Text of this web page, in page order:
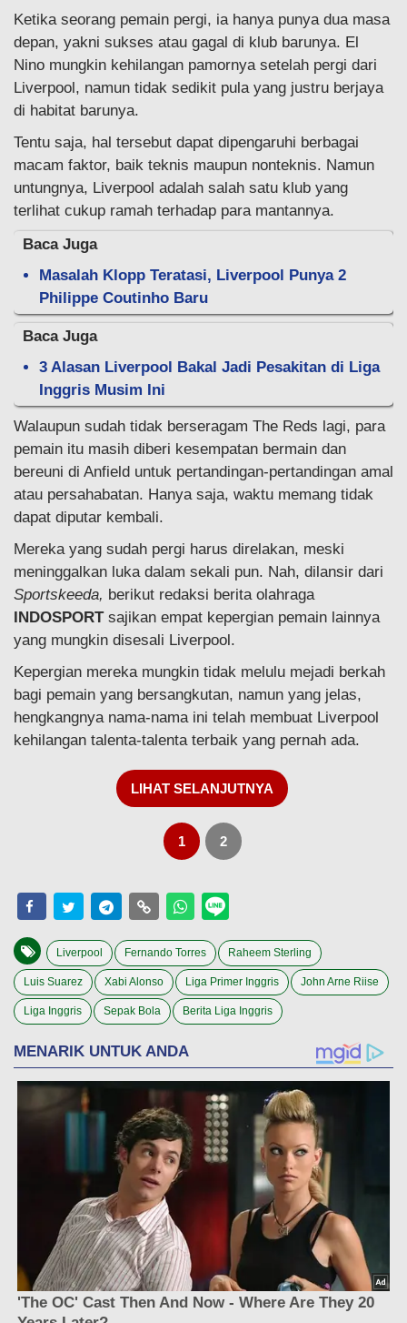
Ketika seorang pemain pergi, ia hanya punya dua masa
depan, yakni sukses atau gagal di klub barunya. El
Nino mungkin kehilangan pamornya setelah pergi dari
Liverpool, namun tidak sedikit pula yang justru berjaya
di habitat barunya.
Tentu saja, hal tersebut dapat dipengaruhi berbagai
macam faktor, baik teknis maupun nonteknis. Namun
untungnya, Liverpool adalah salah satu klub yang
terlihat cukup ramah terhadap para mantannya.
Baca Juga
Masalah Klopp Teratasi, Liverpool Punya 2
Philippe Coutinho Baru
Baca Juga
3 Alasan Liverpool Bakal Jadi Pesakitan di Liga
Inggris Musim Ini
Walaupun sudah tidak berseragam The Reds lagi, para
pemain itu masih diberi kesempatan bermain dan
bereuni di Anfield untuk pertandingan-pertandingan amal
atau persahabatan. Hanya saja, waktu memang tidak
dapat diputar kembali.
Mereka yang sudah pergi harus direlakan, meski
meninggalkan luka dalam sekali pun. Nah, dilansir dari
Sportskeeda, berikut redaksi berita olahraga
INDOSPORTsajikan empat kepergian pemain lainnya
yang mungkin disesali Liverpool.
Kepergian mereka mungkin tidak melulu mejadi berkah
bagi pemain yang bersangkutan, namun yang jelas,
hengkangnya nama-nama ini telah membuat Liverpool
kehilangan talenta-talenta terbaik yang pernah ada.
LIHAT SELANJUTNYA
1 2
Liverpool Fernando Torres Raheem Sterling
Luis Suarez Xabi Alonso Liga Primer Inggris John Arne Riise
Liga Inggris Sepak Bola Berita Liga Inggris